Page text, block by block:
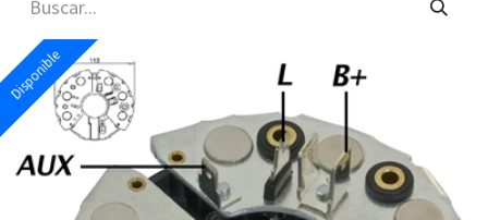
Disponible
Disponible